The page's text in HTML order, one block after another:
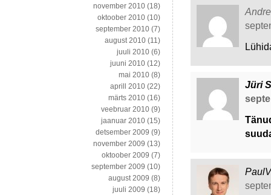
Jüri
PaulV
november 2010 (18)
oktoober 2010 (10)
september 2010 (7)
august 2010 (11)
juuli 2010 (6)
juuni 2010 (12)
mai 2010 (8)
aprill 2010 (22)
märts 2010 (16)
veebruar 2010 (9)
jaanuar 2010 (15)
detsember 2009 (9)
november 2009 (13)
oktoober 2009 (7)
september 2009 (10)
august 2009 (8)
juuli 2009 (18)